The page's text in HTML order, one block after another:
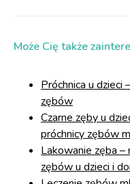
Może Cię także
Próchnica u
zębów
Czarne zęby u
próchnicy zębów
Lakowanie zęba –
zębów u dzieci i